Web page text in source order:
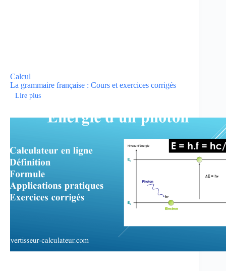
Calcul
La grammaire française : Cours et exercices corrigés
Lire plus